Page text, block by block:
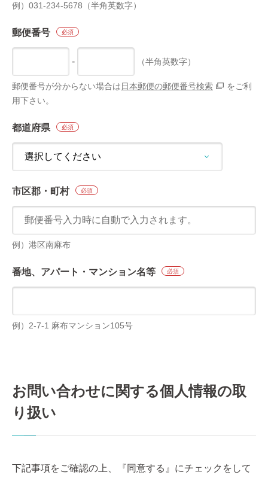
例）031-234-5678（半角英数字）
郵便番号 必須
- （半角英数字）
郵便番号が分からない場合は日本郵便の郵便番号検索
をご利
用下さい。
都道府県 必須
市区郡・町村 必須
例）港区南麻布
番地、アパート・マンション名等 必須
例）2-7-1 麻布マンション105号
お問い合わせに関する個人情報の取
り扱い
下記事項をご確認の上、『同意する』にチェックをして